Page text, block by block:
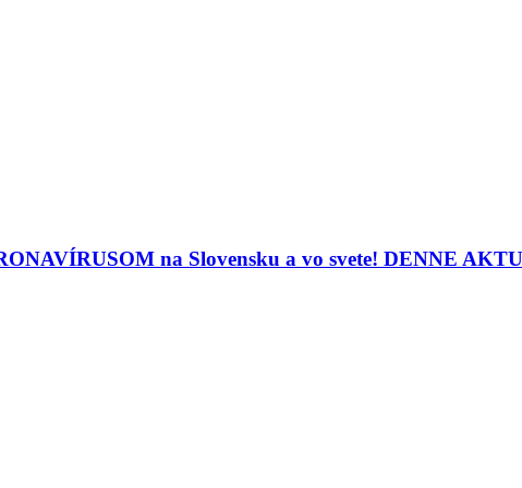
na Slovensku a vo svete! DENNE